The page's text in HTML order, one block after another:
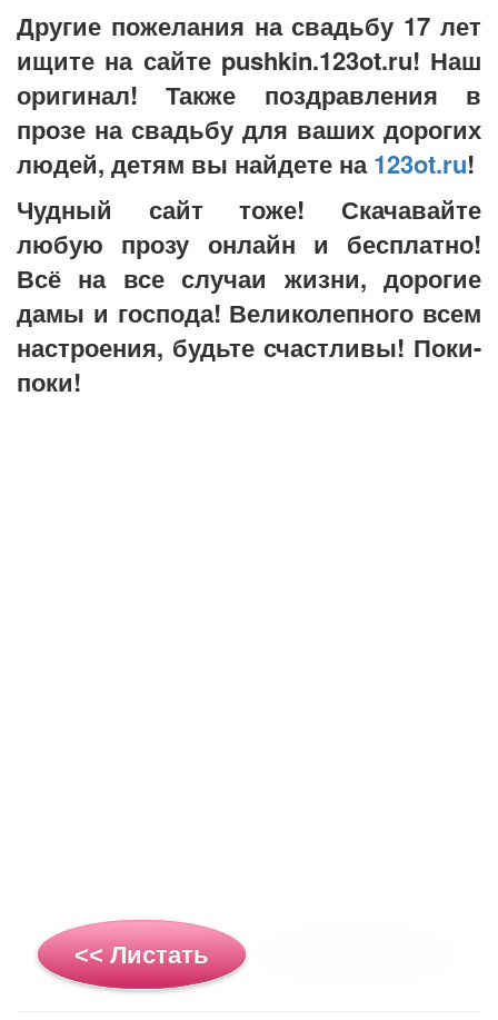
Другие пожелания на свадьбу 17 лет
ищите на сайте pushkin.123ot.ru! Наш
оригинал! Также поздравления в
прозе на свадьбу для ваших дорогих
людей, детям вы найдете на123ot.ru!
Чудный сайт тоже! Скачавайте
любую прозу онлайн и бесплатно!
Всё на все случаи жизни, дорогие
дамы и господа! Великолепного всем
настроения, будьте счастливы! Поки-
поки!
<< Листать